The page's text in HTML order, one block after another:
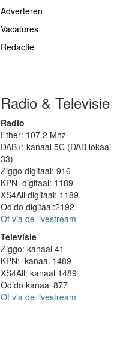
Adverteren
Vacatures
Redactie
Radio & Televisie
Radio
Ether: 107.2 Mhz
DAB+: kanaal 5C (DAB lokaal
33)
Ziggo digitaal: 916
KPN digitaal: 1189
XS4All digitaal: 1189
Odido digitaal:2192
Of via de livestream
Televisie
Ziggo: kanaal 41
KPN: kanaal 1489
XS4All: kanaal 1489
Odido kanaal 877
Of via de livestream